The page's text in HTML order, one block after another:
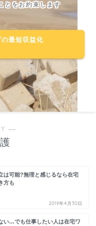
とをお約束します
最短収益化
―
は可能?無理と感じるなら在宅
方も
2019年4月30日
い…でも仕事したい人は在宅ワ